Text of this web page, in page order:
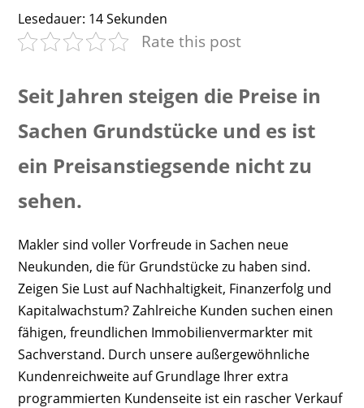
Lesedauer: 14Sekunden
Rate this post
Seit Jahren steigen die Preise in
Sachen Grundstücke und es ist
ein Preisanstiegsende nicht zu
sehen.
Makler sind voller Vorfreude in Sachen neue
Neukunden, die für Grundstücke zu haben sind.
Zeigen Sie Lust auf Nachhaltigkeit, Finanzerfolg und
Kapitalwachstum? Zahlreiche Kunden suchen einen
fähigen, freundlichen Immobilienvermarkter mit
Sachverstand. Durch unsere außergewöhnliche
Kundenreichweite auf Grundlage Ihrer extra
programmierten Kundenseite ist ein rascher Verkauf